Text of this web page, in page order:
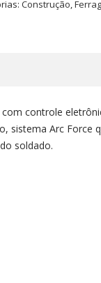
Construção,
controle
sistema Arc
soldado.